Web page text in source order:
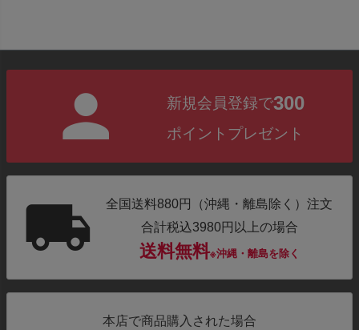
新規会員登録で300
ポイントプレゼント
全国送料880円（沖縄・離島除く）注文
合計税込3980円以上の場合
送料無料※沖縄・離島を除く
本店で商品購入された場合